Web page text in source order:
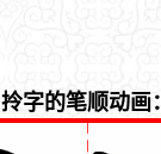
拎字的笔顺动画：